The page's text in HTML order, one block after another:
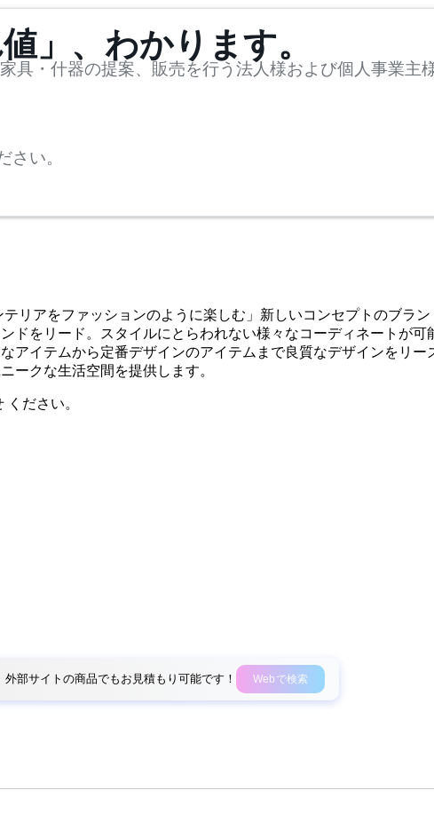
」、わかります。
具・什器の提案、販売を行う法人様および個人事業主
さい。
リアをファッションのように楽しむ」新しいコンセプトのブラ
ドをリード。スタイルにとらわれない様々なコーディネートが
アイテムから定番デザインのアイテムまで良質なデザインをリ
ークな生活空間を提供します。
ください。
部サイトの商品でもお見積もり可能です！ Webで検索